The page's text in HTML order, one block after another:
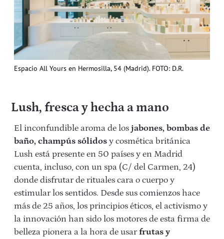
Espacio All Yours en Hermosilla, 54 (Madrid). FOTO: D.R.
Lush, fresca y hecha a mano
El inconfundible aroma de los jabones, bombas de
baño, champús sólidos y cosmética británica
Lush está presente en 50 países y en Madrid
cuenta, incluso, con un spa (C/ del Carmen, 24)
donde disfrutar de rituales cara o cuerpo y
estimular los sentidos. Desde sus comienzos hace
más de 25 años, los principios éticos, el activismo y
la innovación han sido los motores de esta firma de
belleza pionera a la hora de usarfrutas y